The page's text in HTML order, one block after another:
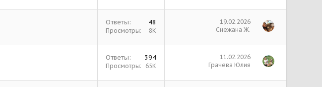
Ответы 48
Просмотры 8К
19.02.2026
Снежана Ж.
Ответы 394
Просмотры 65К
11.02.2026
Грачева Юлия